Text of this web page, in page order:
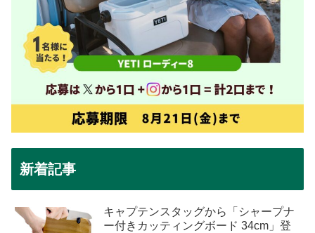
新着記事
キャプテンスタッグから「シャープナ
ー付きカッティングボード 34cm」登